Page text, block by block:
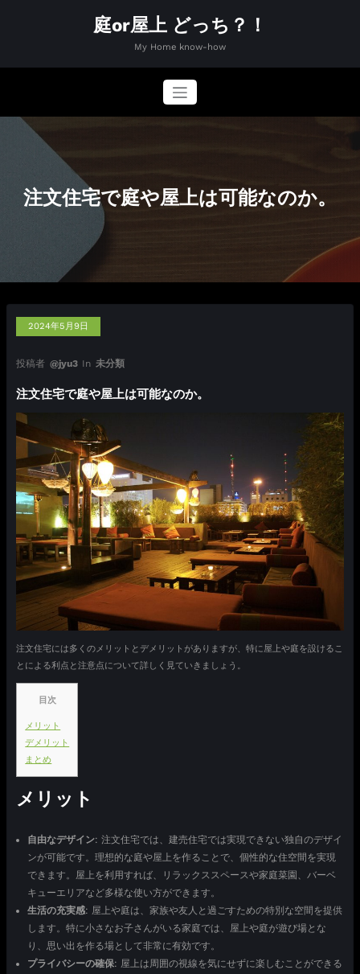
ス
庭or屋上 どっち？！
My Home know-how
注文住宅で庭や屋上は可能なのか。
2024年5月9日
投稿者 @jyu3 In 未分類
注文住宅で庭や屋上は可能なのか。
注文住宅には多くのメリットとデメリットがありますが、特に屋上や庭を設けるこ
とによる利点と注意点について詳しく見ていきましょう。
目次
メリット
デメリット
まとめ
メリット
自由なデザイン: 注文住宅では、建売住宅では実現できない独自のデザイ
ンが可能です。理想的な庭や屋上を作ることで、個性的な住空間を実現
できます。屋上を利用すれば、リラックススペースや家庭菜園、バーベ
キューエリアなど多様な使い方ができます。
生活の充実感: 屋上や庭は、家族や友人と過ごすための特別な空間を提供
します。特に小さなお子さんがいる家庭では、屋上や庭が遊び場とな
り、思い出を作る場として非常に有効です。
プライバシーの確保: 屋上は周囲の視線を気にせずに楽しむことができる